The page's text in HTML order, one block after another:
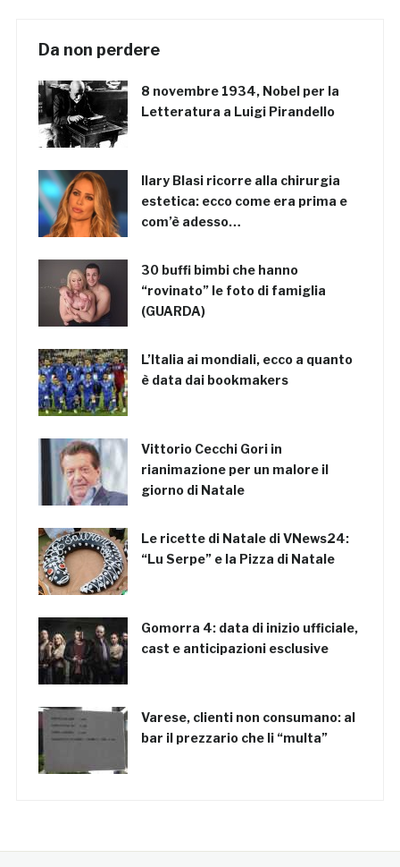
Da non perdere
8 novembre 1934, Nobel per la
Letteratura a Luigi Pirandello
Ilary Blasi ricorre alla chirurgia
estetica: ecco come era prima e
com’è adesso…
30 buffi bimbi che hanno
“rovinato” le foto di famiglia
(GUARDA)
L’Italia ai mondiali, ecco a quanto
è data dai bookmakers
Vittorio Cecchi Gori in
rianimazione per un malore il
giorno di Natale
Le ricette di Natale di VNews24:
“Lu Serpe” e la Pizza di Natale
Gomorra 4: data di inizio ufficiale,
cast e anticipazioni esclusive
Varese, clienti non consumano: al
bar il prezzario che li “multa”